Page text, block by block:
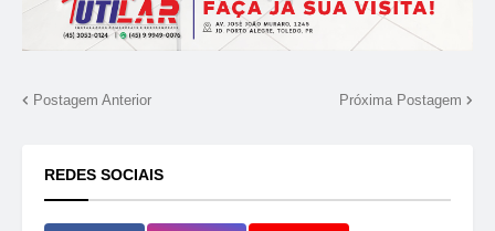
Postagem Anterior Próxima Postagem
REDES SOCIAIS